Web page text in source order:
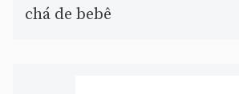
chá de bebê